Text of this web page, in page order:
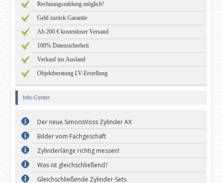
Rechnungszahlung möglich!
Geld zurück Garantie
Ab 200 € kostenloser Versand
100% Datensicherheit
Verkauf ins Ausland
Objektberatung LV-Erstellung
Info-Center
Der neue SimonsVoss Zylinder AX
Bilder vom Fachgeschäft
Zylinderlänge richtig messen!
Was ist gleichschließend?
Gleichschließende Zylinder-Sets